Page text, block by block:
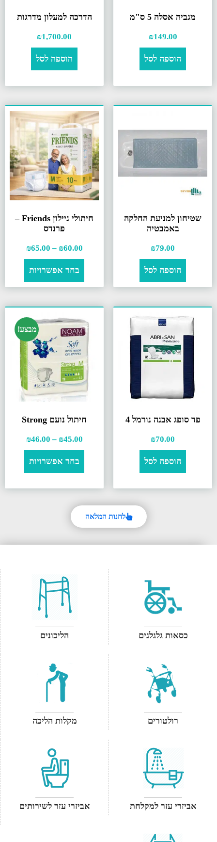
מגביה אסלה 5 ס"מ
₪149.00
הוספה לסל
הדרכה למעלון מדרגות
₪1,700.00
הוספה לסל
שטיחון למניעת החלקה
באמבטיה
₪79.00
הוספה לסל
חיתולי ניילון Friends –
פרנדס
₪60.00
–
₪65.00
בחר אפשרויות
פד סופג אבנה נורמל 4
₪70.00
הוספה לסל
מבצע!
חיתול נועם Strong
₪45.00
–
₪46.00
בחר אפשרויות
לחנות המלאה
כסאות גלגלגים הליכונים
רולטורים מקלות הליכה
אביזרי עזר למקלחת אביזרי עזר לשירותים